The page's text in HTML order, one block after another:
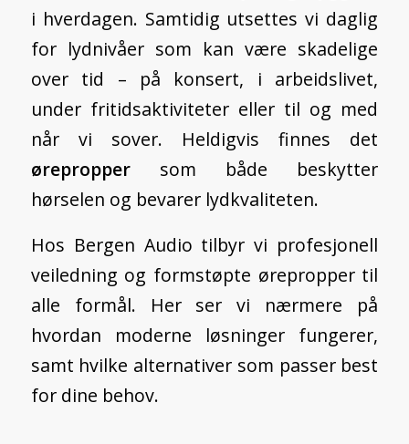
i hverdagen. Samtidig utsettes vi daglig
for lydnivåer som kan være skadelige
over tid – på konsert, i arbeidslivet,
under fritidsaktiviteter eller til og med
når vi sover. Heldigvis finnes det
øreproppersom både beskytter
hørselen og bevarer lydkvaliteten.
Hos Bergen Audio tilbyr vi profesjonell
veiledning og formstøpte ørepropper til
alle formål. Her ser vi nærmere på
hvordan moderne løsninger fungerer,
samt hvilke alternativer som passer best
for dine behov.